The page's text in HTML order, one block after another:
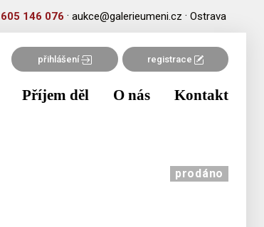
146 076 · aukce@galerieumeni.cz · Ostrava
přihlášení registrace
Příjem děl O nás Kontakt
prodáno